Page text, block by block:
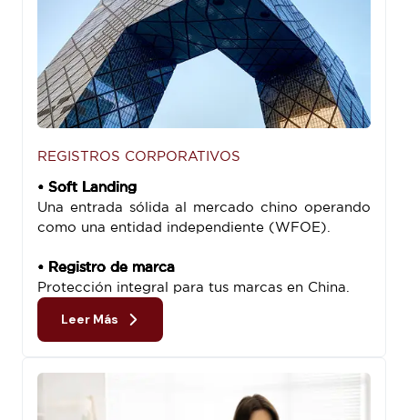
REGISTROS CORPORATIVOS
• Soft Landing
Una entrada sólida al mercado chino operando
como una entidad independiente (WFOE).
• Registro de marca
Protección integral para tus marcas en China.
Leer Más